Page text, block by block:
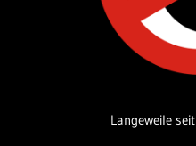
Langeweile seit